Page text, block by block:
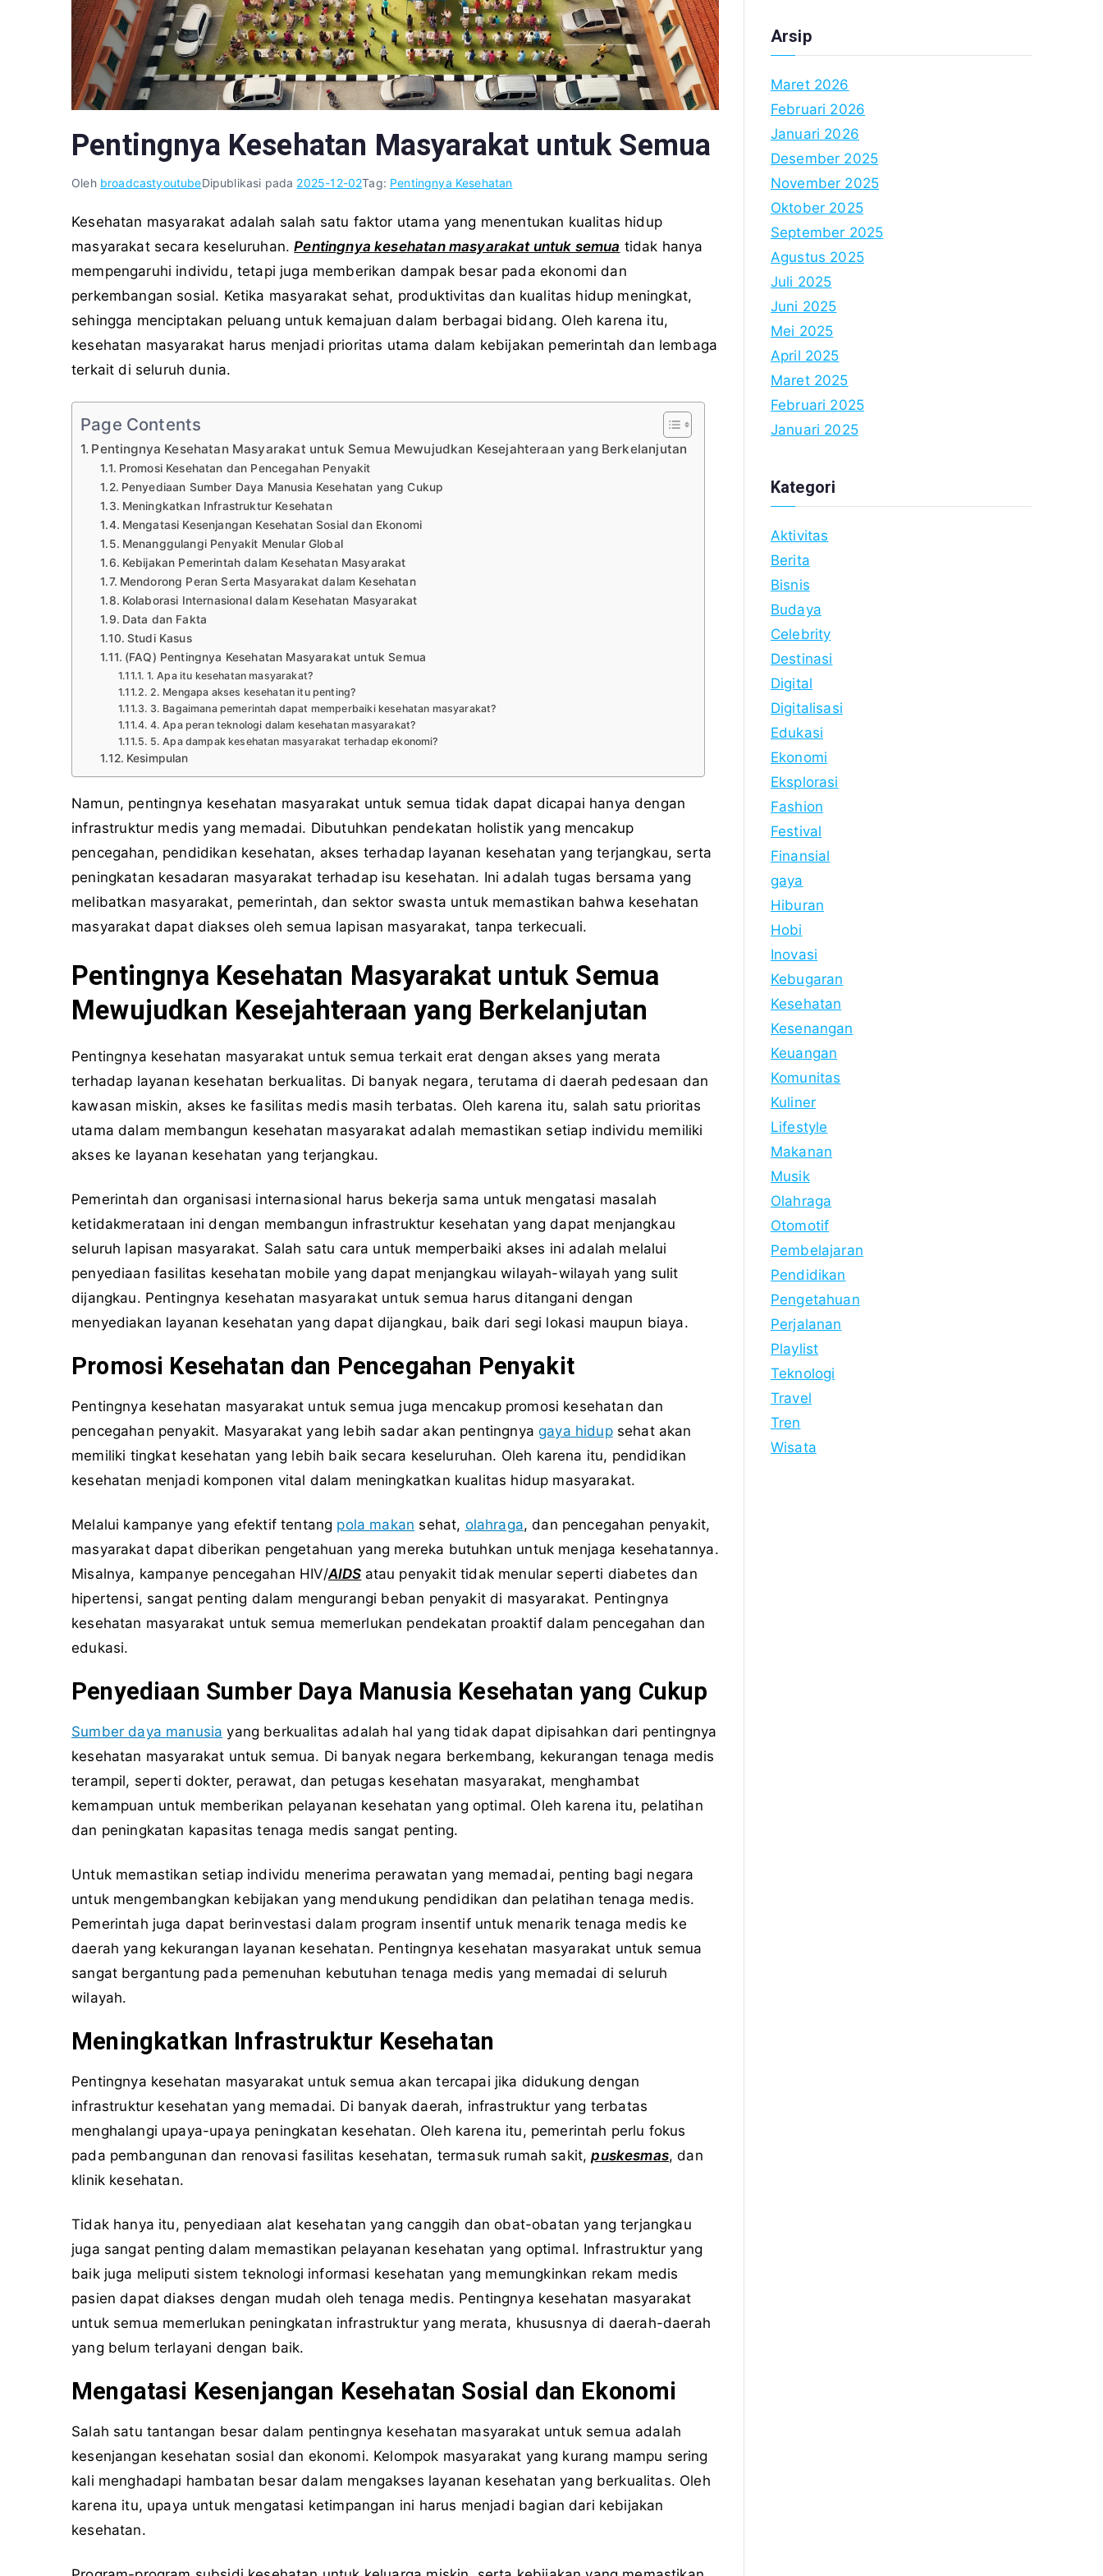
Pentingnya Kesehatan Masyarakat untuk Semua
Oleh broadcastyoutubeDipublikasi pada 2025-12-02Tag: Pentingnya Kesehatan
Kesehatan masyarakat adalah salah satu faktor utama yang menentukan kualitas hidup
masyarakat secara keseluruhan.Pentingnya kesehatan masyarakat untuk semua tidak hanya
mempengaruhi individu, tetapi juga memberikan dampak besar pada ekonomi dan
perkembangan sosial. Ketika masyarakat sehat, produktivitas dan kualitas hidup meningkat,
sehingga menciptakan peluang untuk kemajuan dalam berbagai bidang. Oleh karena itu,
kesehatan masyarakat harus menjadi prioritas utama dalam kebijakan pemerintah dan lembaga
terkait di seluruh dunia.
Page Contents
Pentingnya Kesehatan Masyarakat untuk Semua Mewujudkan Kesejahteraan yang Berkelanjutan
Promosi Kesehatan dan Pencegahan Penyakit
Penyediaan Sumber Daya Manusia Kesehatan yang Cukup
Meningkatkan Infrastruktur Kesehatan
Mengatasi Kesenjangan Kesehatan Sosial dan Ekonomi
Menanggulangi Penyakit Menular Global
Kebijakan Pemerintah dalam Kesehatan Masyarakat
Mendorong Peran Serta Masyarakat dalam Kesehatan
Kolaborasi Internasional dalam Kesehatan Masyarakat
Data dan Fakta
Studi Kasus
(FAQ) Pentingnya Kesehatan Masyarakat untuk Semua
1. Apa itu kesehatan masyarakat?
2. Mengapa akses kesehatan itu penting?
3. Bagaimana pemerintah dapat memperbaiki kesehatan masyarakat?
4. Apa peran teknologi dalam kesehatan masyarakat?
5. Apa dampak kesehatan masyarakat terhadap ekonomi?
Kesimpulan
Namun, pentingnya kesehatan masyarakat untuk semua tidak dapat dicapai hanya dengan
infrastruktur medis yang memadai. Dibutuhkan pendekatan holistik yang mencakup
pencegahan, pendidikan kesehatan, akses terhadap layanan kesehatan yang terjangkau, serta
peningkatan kesadaran masyarakat terhadap isu kesehatan. Ini adalah tugas bersama yang
melibatkan masyarakat, pemerintah, dan sektor swasta untuk memastikan bahwa kesehatan
masyarakat dapat diakses oleh semua lapisan masyarakat, tanpa terkecuali.
Pentingnya Kesehatan Masyarakat untuk Semua
Mewujudkan Kesejahteraan yang Berkelanjutan
Pentingnya kesehatan masyarakat untuk semua terkait erat dengan akses yang merata
terhadap layanan kesehatan berkualitas. Di banyak negara, terutama di daerah pedesaan dan
kawasan miskin, akses ke fasilitas medis masih terbatas. Oleh karena itu, salah satu prioritas
utama dalam membangun kesehatan masyarakat adalah memastikan setiap individu memiliki
akses ke layanan kesehatan yang terjangkau.
Pemerintah dan organisasi internasional harus bekerja sama untuk mengatasi masalah
ketidakmerataan ini dengan membangun infrastruktur kesehatan yang dapat menjangkau
seluruh lapisan masyarakat. Salah satu cara untuk memperbaiki akses ini adalah melalui
penyediaan fasilitas kesehatan mobile yang dapat menjangkau wilayah-wilayah yang sulit
dijangkau. Pentingnya kesehatan masyarakat untuk semua harus ditangani dengan
menyediakan layanan kesehatan yang dapat dijangkau, baik dari segi lokasi maupun biaya.
Promosi Kesehatan dan Pencegahan Penyakit
Pentingnya kesehatan masyarakat untuk semua juga mencakup promosi kesehatan dan
pencegahan penyakit. Masyarakat yang lebih sadar akan pentingnyagaya hidupsehat akan
memiliki tingkat kesehatan yang lebih baik secara keseluruhan. Oleh karena itu, pendidikan
kesehatan menjadi komponen vital dalam meningkatkan kualitas hidup masyarakat.
Melalui kampanye yang efektif tentang pola makan sehat, olahraga, dan pencegahan penyakit,
masyarakat dapat diberikan pengetahuan yang mereka butuhkan untuk menjaga kesehatannya.
Misalnya, kampanye pencegahan HIV/AIDS atau penyakit tidak menular seperti diabetes dan
hipertensi, sangat penting dalam mengurangi beban penyakit di masyarakat. Pentingnya
kesehatan masyarakat untuk semua memerlukan pendekatan proaktif dalam pencegahan dan
edukasi.
Penyediaan Sumber Daya Manusia Kesehatan yang Cukup
Sumber daya manusia yang berkualitas adalah hal yang tidak dapat dipisahkan dari pentingnya
kesehatan masyarakat untuk semua. Di banyak negara berkembang, kekurangan tenaga medis
terampil, seperti dokter, perawat, dan petugas kesehatan masyarakat, menghambat
kemampuan untuk memberikan pelayanan kesehatan yang optimal. Oleh karena itu, pelatihan
dan peningkatan kapasitas tenaga medis sangat penting.
Untuk memastikan setiap individu menerima perawatan yang memadai, penting bagi negara
untuk mengembangkan kebijakan yang mendukung pendidikan dan pelatihan tenaga medis.
Pemerintah juga dapat berinvestasi dalam program insentif untuk menarik tenaga medis ke
daerah yang kekurangan layanan kesehatan. Pentingnya kesehatan masyarakat untuk semua
sangat bergantung pada pemenuhan kebutuhan tenaga medis yang memadai di seluruh
wilayah.
Meningkatkan Infrastruktur Kesehatan
Pentingnya kesehatan masyarakat untuk semua akan tercapai jika didukung dengan
infrastruktur kesehatan yang memadai. Di banyak daerah, infrastruktur yang terbatas
menghalangi upaya-upaya peningkatan kesehatan. Oleh karena itu, pemerintah perlu fokus
pada pembangunan dan renovasi fasilitas kesehatan, termasuk rumah sakit,puskesmas, dan
klinik kesehatan.
Tidak hanya itu, penyediaan alat kesehatan yang canggih dan obat-obatan yang terjangkau
juga sangat penting dalam memastikan pelayanan kesehatan yang optimal. Infrastruktur yang
baik juga meliputi sistem teknologi informasi kesehatan yang memungkinkan rekam medis
pasien dapat diakses dengan mudah oleh tenaga medis. Pentingnya kesehatan masyarakat
untuk semua memerlukan peningkatan infrastruktur yang merata, khususnya di daerah-daerah
yang belum terlayani dengan baik.
Mengatasi Kesenjangan Kesehatan Sosial dan Ekonomi
Salah satu tantangan besar dalam pentingnya kesehatan masyarakat untuk semua adalah
kesenjangan kesehatan sosial dan ekonomi. Kelompok masyarakat yang kurang mampu sering
kali menghadapi hambatan besar dalam mengakses layanan kesehatan yang berkualitas. Oleh
karena itu, upaya untuk mengatasi ketimpangan ini harus menjadi bagian dari kebijakan
kesehatan.
Arsip
Maret 2026
Februari 2026
Januari 2026
Desember 2025
November 2025
Oktober 2025
September 2025
Agustus 2025
Juli 2025
Juni 2025
Mei 2025
April 2025
Maret 2025
Februari 2025
Januari 2025
Kategori
Aktivitas
Berita
Bisnis
Budaya
Celebrity
Destinasi
Digital
Digitalisasi
Edukasi
Ekonomi
Eksplorasi
Fashion
Festival
Finansial
gaya
Hiburan
Hobi
Inovasi
Kebugaran
Kesehatan
Kesenangan
Keuangan
Komunitas
Kuliner
Lifestyle
Makanan
Musik
Olahraga
Otomotif
Pembelajaran
Pendidikan
Pengetahuan
Perjalanan
Playlist
Teknologi
Travel
Tren
Wisata